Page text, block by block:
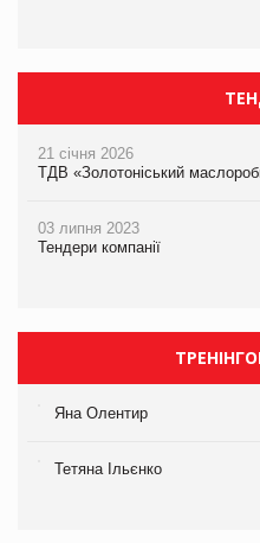
21 січня 2026
ТДВ «Золотоніський
03 липня 2023
Тендери компанії
Яна Олентир
Тетяна Ільєнко